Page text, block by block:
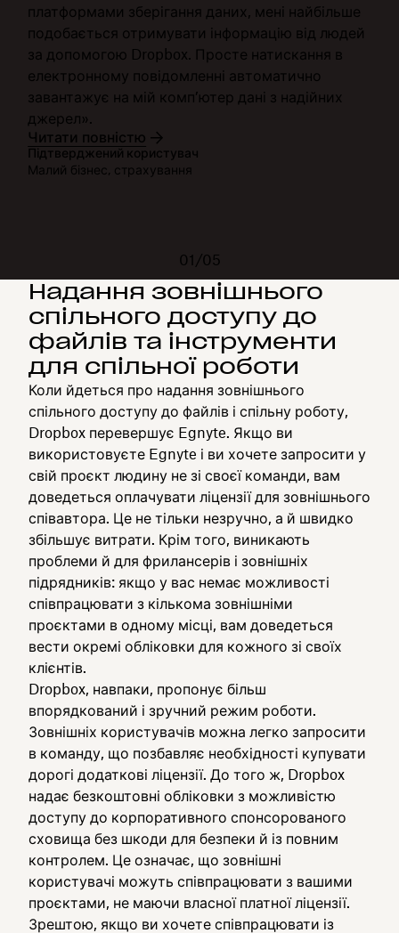
платформами зберігання даних, мені найбільше
подобається отримувати інформацію від людей
за допомогою Dropbox. Просте натискання в
електронному повідомленні автоматично
завантажує на мій комп’ютер дані з надійних
джерел».
Читати повністю
Підтверджений користувач
Малий бізнес, страхування
01/05
Надання зовнішнього
спільного доступу до
файлів та інструменти
для спільної роботи
Коли йдеться про надання зовнішнього
спільного доступу до файлів і спільну роботу,
Dropbox перевершує Egnyte. Якщо ви
використовуєте Egnyte і ви хочете запросити у
свій проєкт людину не зі своєї команди, вам
доведеться оплачувати ліцензії для зовнішнього
співавтора. Це не тільки незручно, а й швидко
збільшує витрати. Крім того, виникають
проблеми й для фрилансерів і зовнішніх
підрядників: якщо у вас немає можливості
співпрацювати з кількома зовнішніми
проєктами в одному місці, вам доведеться
вести окремі обліковки для кожного зі своїх
клієнтів.
Dropbox, навпаки, пропонує більш
впорядкований і зручний режим роботи.
Зовнішніх користувачів можна легко запросити
в команду, що позбавляє необхідності купувати
дорогі додаткові ліцензії. До того ж, Dropbox
надає безкоштовні обліковки з можливістю
доступу до корпоративного спонсорованого
сховища без шкоди для безпеки й із повним
контролем. Це означає, що зовнішні
користувачі можуть співпрацювати з вашими
проєктами, не маючи власної платної ліцензії.
Зрештою, якщо ви хочете співпрацювати із